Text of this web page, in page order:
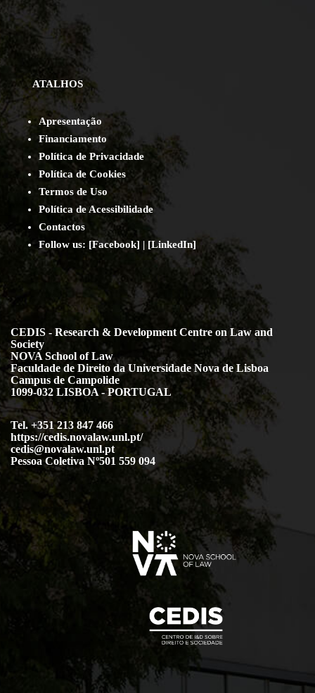
ATALHOS
Apresentação
Financiamento
Política de Privacidade
Política de Cookies
Termos de Uso
Política de Acessibilidade
Contactos
Follow us: [Facebook] | [LinkedIn]
CEDIS - Research & Development Centre on Law and
Society
NOVA School of Law
Faculdade de Direito da Universidade Nova de Lisboa
Campus de Campolide
1099-032 LISBOA - PORTUGAL
Tel. +351 213 847 466
https://cedis.novalaw.unl.pt/
cedis@novalaw.unl.pt
Pessoa Coletiva Nº501 559 094